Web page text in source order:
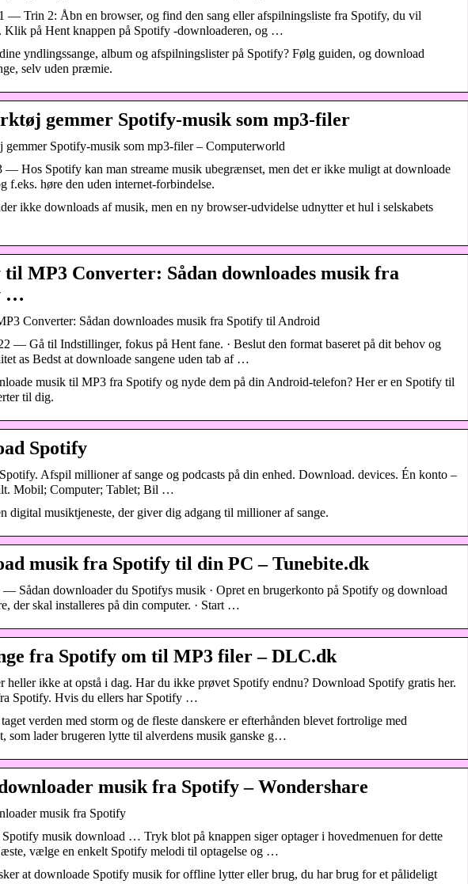
— Trin 2: Åbn en browser, og find den sang eller afspilningsliste fra Spotify, du vil
Klik på Hent knappen på Spotify -downloaderen, og …
yndlingssange, album og afspilningslister på Spotify? Følg guiden, og download
selv uden præmie.
gemmer Spotify-musik som mp3-filer
Spotify-musik som mp3-filer – Computerworld
— Hos Spotify kan man streame musik ubegrænset, men det er ikke muligt at downloade
f.eks. høre den uden internet-forbindelse.
ikke downloads af musik, men en ny browser-udvidelse udnytter et hul i selskabets
til MP3 Converter: Sådan downloades musik fra
…
Converter: Sådan downloades musik fra Spotify til Android
— Gå til Indstillinger, fokus på Hent fane. · Beslut den format baseret på dit behov og
as Bedst at downloade sangene uden tab af …
musik til MP3 fra Spotify og nyde dem på din Android-telefon? Her er en Spotify til
til dig.
Spotify
Afspil millioner af sange og podcasts på din enhed. Download. devices. Én konto –
Mobil; Computer; Tablet; Bil …
digital musiktjeneste, der giver dig adgang til millioner af sange.
musik fra Spotify til din PC – Tunebite.dk
Sådan downloader du Spotifys musik · Opret en brugerkonto på Spotify og download
der skal installeres på din computer. · Start …
fra Spotify om til MP3 filer – DLC.dk
heller ikke at opstå i dag. Har du ikke prøvet Spotify endnu? Download Spotify gratis her.
Spotify. Hvis du ellers har Spotify …
verden med storm og de fleste danskere er efterhånden blevet fortrolige med
som lader brugeren lytte til alverdens musik ganske g…
musik fra Spotify – Wondershare
musik fra Spotify
musik download … Tryk blot på knappen siger optager i hovedmenuen for dette
vælge en enkelt Spotify melodi til optagelse og …
at downloade Spotify musik for offline lytter eller brug, du har brug for et pålideligt